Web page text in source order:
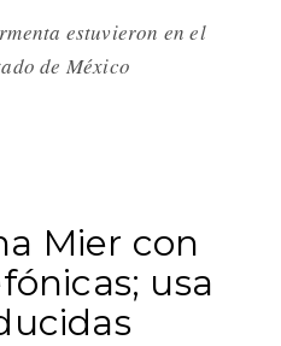
estuvieron en el
de México
Mier con
usa